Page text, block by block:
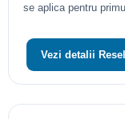
se aplica pentru
Vezi detalii